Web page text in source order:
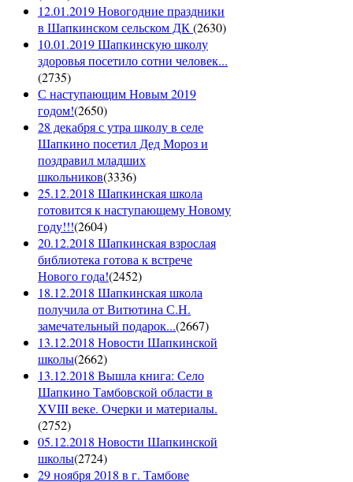
12.01.2019 Новогодние праздники
в Шапкинском сельском ДК(2630)
10.01.2019 Шапкинскую школу
здоровья посетило сотни человек...
(2735)
С наступающим Новым 2019
годом!(2650)
28 декабря с утра школу в селе
Шапкино посетил Дед Мороз и
поздравил младших
школьников(3336)
25.12.2018 Шапкинская школа
готовится к наступающему Новому
году!!!(2604)
20.12.2018 Шапкинская взрослая
библиотека готова к встрече
Нового года!(2452)
18.12.2018 Шапкинская школа
получила от Витютина С.Н.
замечательный подарок...(2667)
13.12.2018 Новости Шапкинской
школы(2662)
13.12.2018 Вышла книга: Село
Шапкино Тамбовской области в
XVIII веке. Очерки и материалы.
(2752)
05.12.2018 Новости Шапкинской
школы(2724)
29 ноября 2018 в г. Тамбове